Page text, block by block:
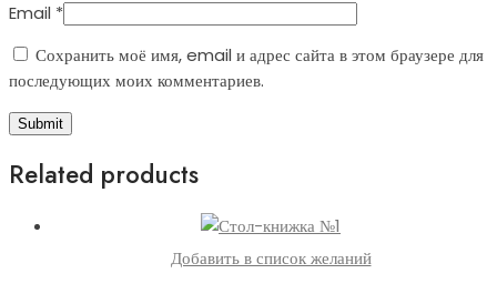
Email *
Сохранить моё имя, email и адрес сайта в этом браузере для
последующих моих комментариев.
Related products
Добавить в список желаний